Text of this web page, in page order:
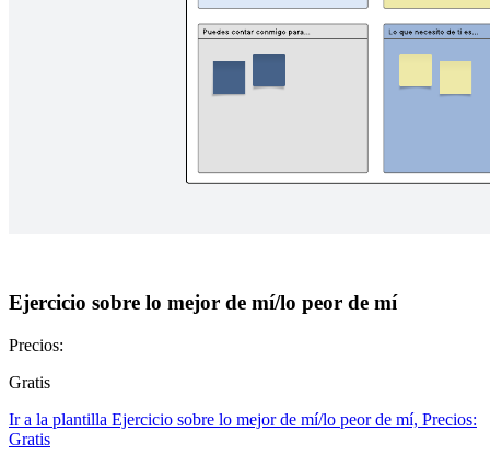
Ejercicio sobre lo mejor de mí/lo peor de mí
Precios:
Gratis
Ir a la plantilla Ejercicio sobre lo mejor de mí/lo peor de mí, Precios:
Gratis